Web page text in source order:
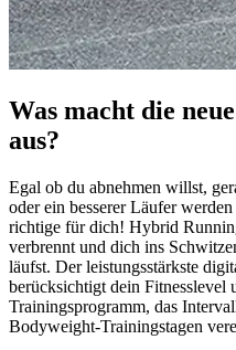
Was macht die
aus?
Egal ob du abnehmen willst,
oder ein besserer Läufer
richtige für dich! Hybrid
verbrennt und dich ins
läufst. Der leistungsstärkste
berücksichtigt dein Fitnesslevel
Trainingsprogramm, das
Bodyweight-Trainingstagen